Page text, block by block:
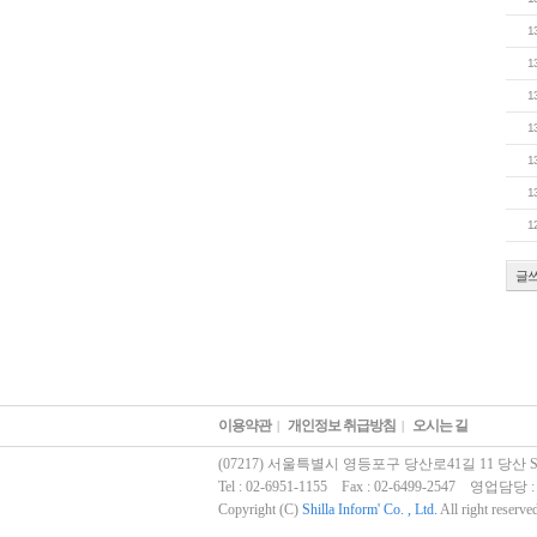
글
이용약관| 개인정보 취급방침 | 오시는 길
(07217) 서울특별시 영등포구 당산로41길 11 당
Tel : 02-6951-1155 Fax : 02-6499-2547 영업담당 :
Copyright (C) Shilla Inform' Co. , Ltd. All right reserved.